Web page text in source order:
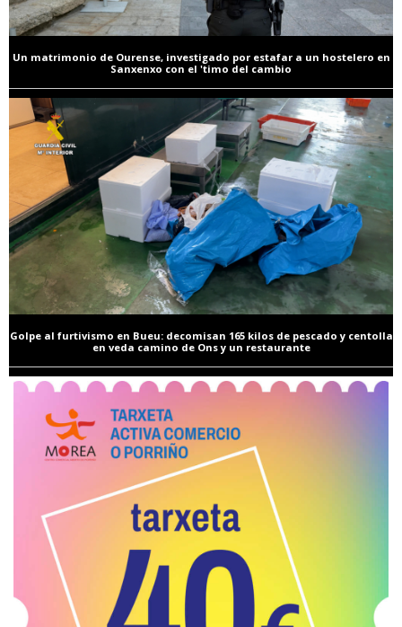
Un matrimonio de Ourense, investigado por estafar a un hostelero en
Sanxenxo con el 'timo del cambio
Golpe al furtivismo en Bueu: decomisan 165 kilos de pescado y centolla
en veda camino de Ons y un restaurante